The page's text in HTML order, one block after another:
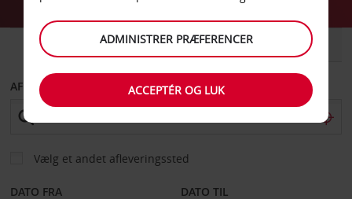
VAREVOGN
AFHENT FRA
Vælg et andet afleveringssted
DATO FRA DATO TIL
ADMINISTRER PRÆFERENCER
ACCEPTÉR OG LUK